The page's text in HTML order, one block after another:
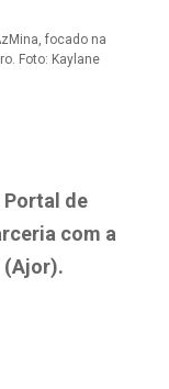
focado na
Foto: Kaylane
de
com a
(Ajor).